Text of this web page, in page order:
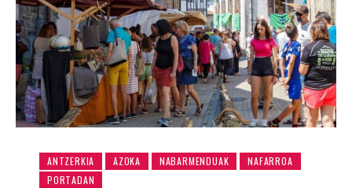
ANTZERKIA AZOKA NABARMENDUAK
NAFARROA
PORTADAN